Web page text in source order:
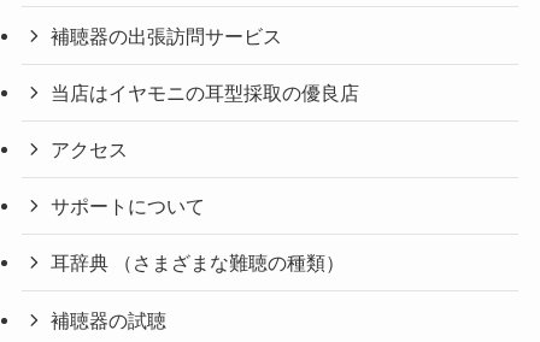
補聴器の出張訪問サービス
当店はイヤモニの耳型採取の優良店
アクセス
サポートについて
耳辞典 （さまざまな難聴の種類）
補聴器の試聴